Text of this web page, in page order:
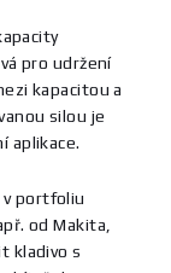
pro udržení
kapacitou a
silou je
aplikace.
v portfoliu
od Makita,
kladivo s